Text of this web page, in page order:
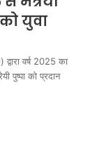
युवा
वर्ष 2025 का
पुष्पा को प्रदान